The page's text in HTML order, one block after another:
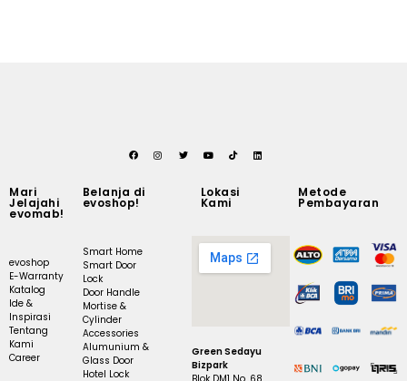
Mari
Jelajahi
evomab!
evoshop
E-Warranty
Katalog
Ide &
Inspirasi
Tentang
Kami
Career
Belanja di
evoshop!
Smart Home
Smart Door
Lock
Door Handle
Mortise &
Cylinder
Accessories
Alumunium &
Glass Door
Hotel Lock
Lokasi
Kami
Green Sedayu
Bizpark
Metode
Pembayaran